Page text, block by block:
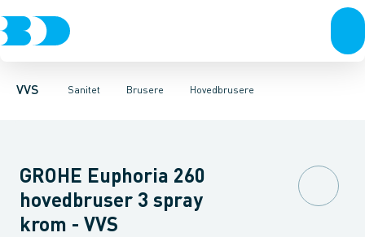
VVS Sanitet
Rør & fittingsPressfittings & rørKuglehaner & ventiler
Brusere
Toiletter, sæder og cisterner VaskeArmaturer
Hovedbrusere
HåndbrusereBruseslanger BrusesætBrusestænger
GROHE Euphoria 260
hovedbruser 3 spray
krom - VVS